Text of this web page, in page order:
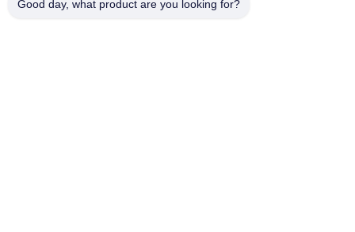
Good day, what product are you looking for?